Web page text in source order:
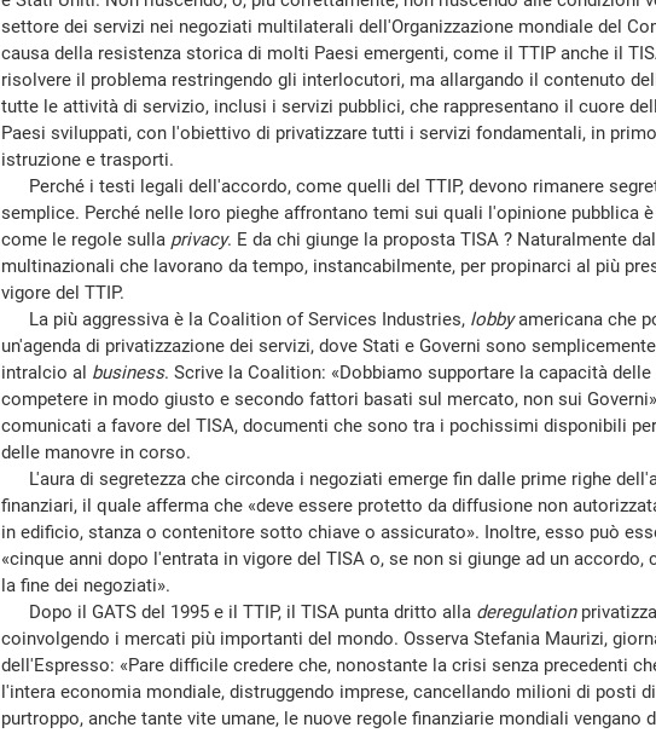
settore dei servizi nei negoziati multilaterali dell'Organizzazione mondiale del
causa della resistenza storica di molti Paesi emergenti, come il TTIP anche il
risolvere il problema restringendo gli interlocutori, ma allargando il contenuto
tutte le attività di servizio, inclusi i servizi pubblici, che rappresentano il cuore
Paesi sviluppati, con l'obiettivo di privatizzare tutti i servizi fondamentali, in
istruzione e trasporti.
Perché i testi legali dell'accordo, come quelli del TTIP, devono rimanere
semplice. Perché nelle loro pieghe affrontano temi sui quali l'opinione pubblica
come le regole sulla privacy. E da chi giunge la proposta TISA ? Naturalmente
multinazionali che lavorano da tempo, instancabilmente, per propinarci al più
vigore del TTIP.
La più aggressiva è la Coalition of Services Industries, lobbyamericana che
un'agenda di privatizzazione dei servizi, dove Stati e Governi sono
intralcio al business. Scrive la Coalition: «Dobbiamo supportare la capacità delle
competere in modo giusto e secondo fattori basati sul mercato, non sui
comunicati a favore del TISA, documenti che sono tra i pochissimi disponibili
delle manovre in corso.
L'aura di segretezza che circonda i negoziati emerge fin dalle prime righe
finanziari, il quale afferma che «deve essere protetto da diffusione non
in edificio, stanza o contenitore sotto chiave o assicurato». Inoltre, esso può
«cinque anni dopo l'entrata in vigore del TISA o, se non si giunge ad un accordo,
la fine dei negoziati».
Dopo il GATS del 1995 e il TTIP, il TISA punta dritto alla deregulation
coinvolgendo i mercati più importanti del mondo. Osserva Stefania Maurizi,
dell'Espresso: «Pare difficile credere che, nonostante la crisi senza precedenti
l'intera economia mondiale, distruggendo imprese, cancellando milioni di posti
purtroppo, anche tante vite umane, le nuove regole finanziarie mondiali vengano